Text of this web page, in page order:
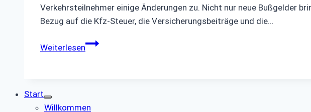
Verkehrsteilnehmer einige Änderungen zu. Nicht nur neue Bußgelder
Bezug auf die Kfz-Steuer, die Versicherungsbeiträge und die…
WeiterlesenGefahren
Start
Willkommen